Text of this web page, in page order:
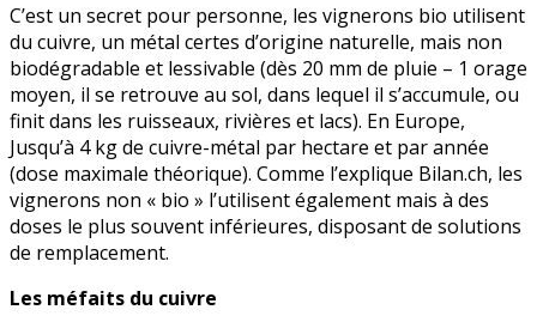
en
demande
de
flexibilité
C’est un secret pour personne, les vignerons bio utilisent
du cuivre, un métal certes d’origine naturelle, mais non
biodégradable et lessivable (dès 20 mm de pluie – 1 orage
moyen, il se retrouve au sol, dans lequel il s’accumule, ou
finit dans les ruisseaux, rivières et lacs). En Europe,
Jusqu’à 4 kg de cuivre-métal par hectare et par année
(dose maximale théorique). Comme l’explique Bilan.ch, les
vignerons non « bio » l’utilisent également mais à des
doses le plus souvent inférieures, disposant de solutions
de remplacement.
Les méfaits du cuivre